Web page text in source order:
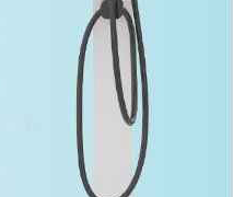
Cooperação
de Fabricação